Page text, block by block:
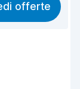
8,3
offerte